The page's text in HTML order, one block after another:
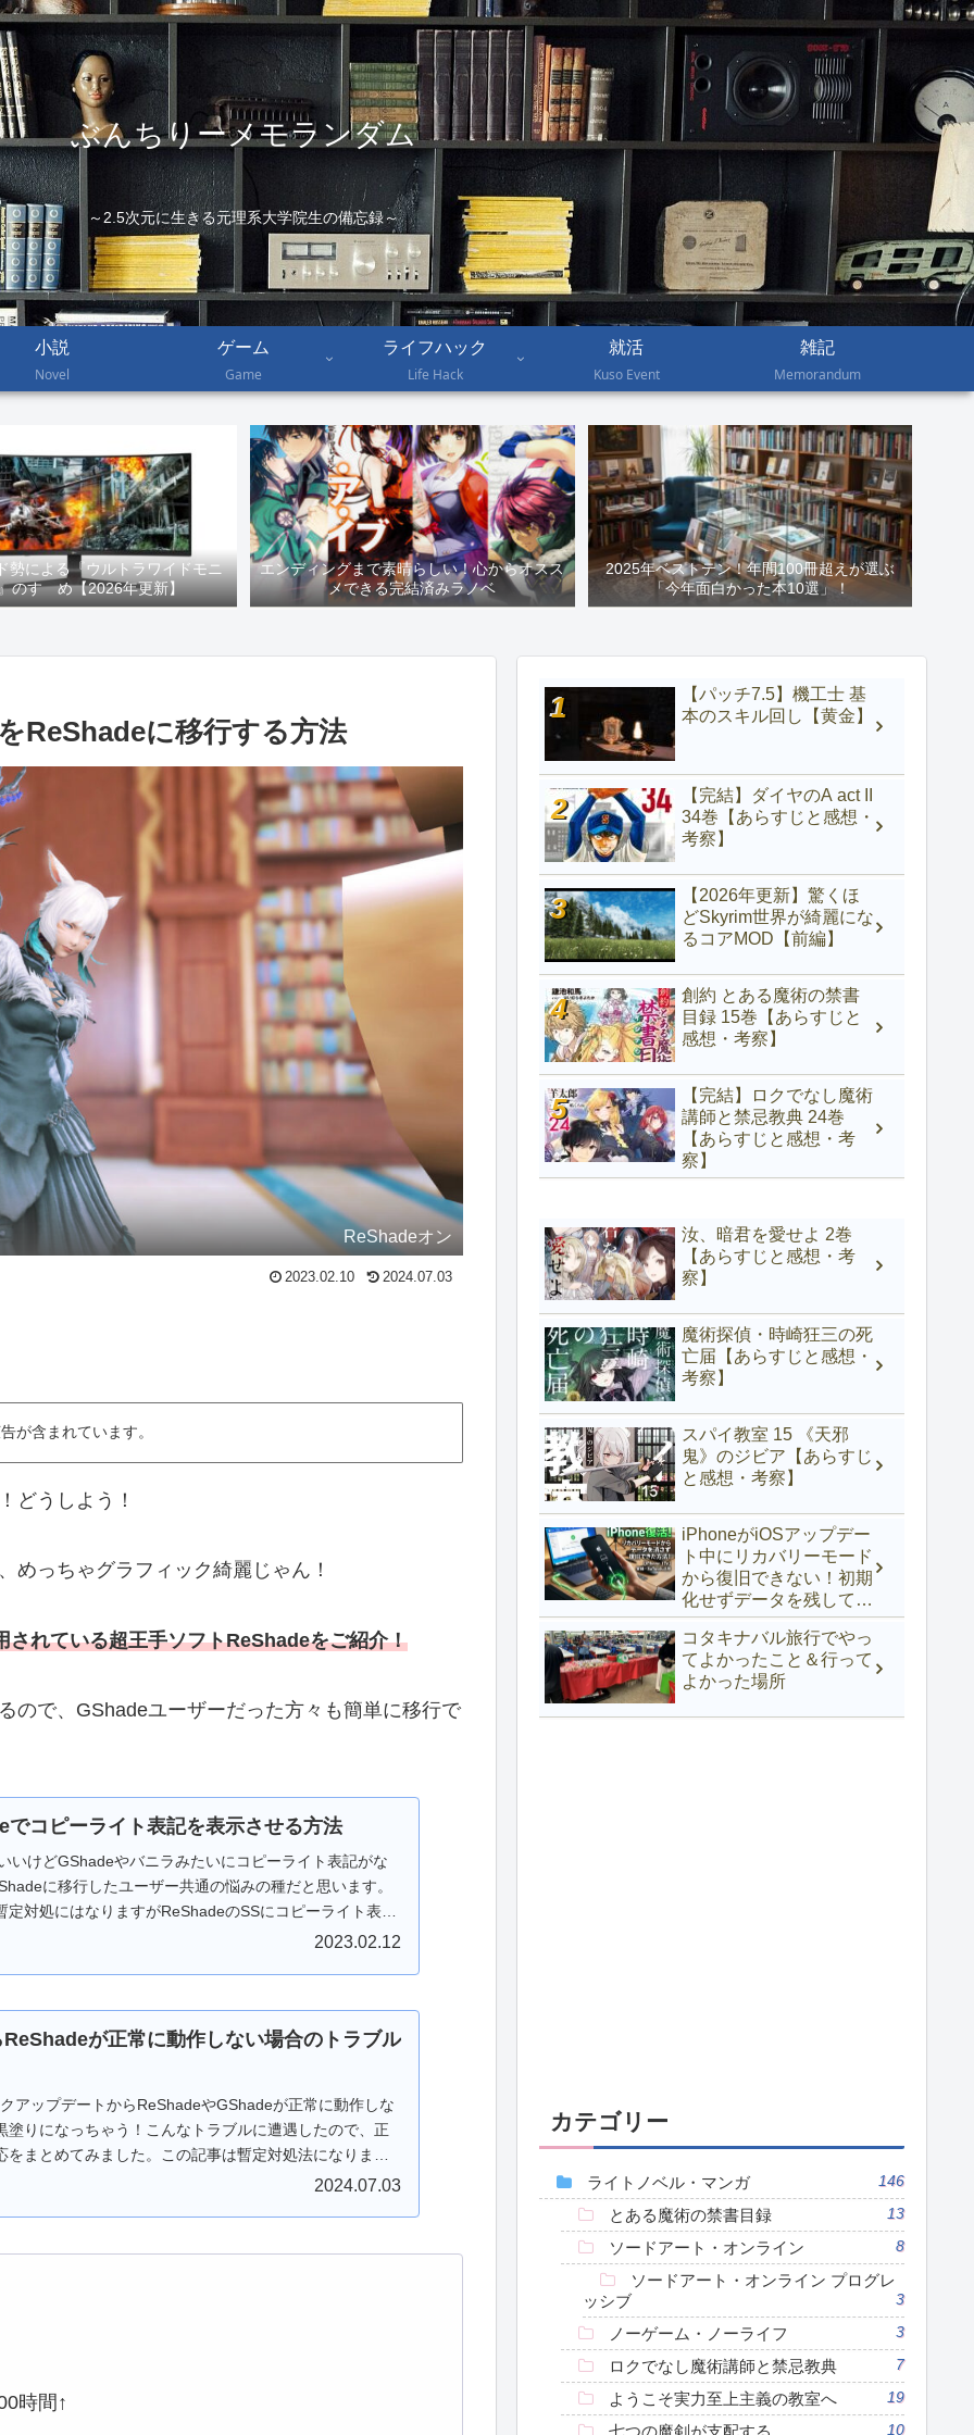
ぶんちりーメモランダム
～2.5次元に生きる元理系大学院生の備忘録～
小説
Novel
ゲーム
Game
ライフハック
Life Hack
就活
Kuso Event
雑記
Memorandum
勢による『ウルトラワイドモニ
のすゝめ【2026年更新】
エンディングまで素晴らしい！心からオスス
メできる完結済みラノベ
2025年ベストテン！年間100冊超えが選ぶ
「今年面白かった本10選」！
ReShadeに移行する方法
ReShadeオン
2023.02.10 2024.07.03
が含まれています。
どうしよう！
めっちゃグラフィック綺麗じゃん！
れている超王手ソフトReShadeをご紹介！
ので、GShadeユーザーだった方々も簡単に移行で
でコピーライト表記を表示させる方法
いけどGShadeやバニラみたいにコピーライト表記がな
に移行したユーザー共通の悩みの種だと思います。
定対処にはなりますがReShadeのSSにコピーライト表
2023.02.12
が正常に動作しない場合のトラブル
アップデートからReShadeやGShadeが正常に動作しな
塗りになっちゃう！こんなトラブルに遭遇したので、正
をまとめてみました。この記事は暫定対処法になりま
2024.07.03
時間↑
【パッチ7.5】機工士 基
本のスキル回し【黄金】
【完結】ダイヤのA act II
34巻【あらすじと感想・
考察】
【2026年更新】驚くほ
どSkyrim世界が綺麗にな
るコアMOD【前編】
創約 とある魔術の禁書
目録 15巻【あらすじと
感想・考察】
【完結】ロクでなし魔術
講師と禁忌教典 24巻
【あらすじと感想・考
察】
汝、暗君を愛せよ 2巻
【あらすじと感想・考
察】
魔術探偵・時崎狂三の死
亡届【あらすじと感想・
考察】
スパイ教室 15 《天邪
鬼》のジビア【あらすじ
と感想・考察】
iPhoneがiOSアップデー
ト中にリカバリーモード
から復旧できない！初期
化せずデータを残して復
活できた方法【iPhone
17e】
コタキナバル旅行でやっ
てよかったこと＆行って
よかった場所
カテゴリー
ライトノベル・マンガ 146
とある魔術の禁書目録 13
ソードアート・オンライン 8
ソードアート・オンライン プログレ
ッシブ
3
ノーゲーム・ノーライフ 3
ロクでなし魔術講師と禁忌教典 7
ようこそ実力至上主義の教室へ 19
七つの魔剣が支配する 10